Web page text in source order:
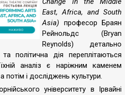
East, Africa, and South
Asia) професор Браян
Рейнольдс (Bryan
Reynolds) детально
політична дія переплітаються
аналіз є наріжним каменем
потім і досліджень культури.
університету в Ірвайні